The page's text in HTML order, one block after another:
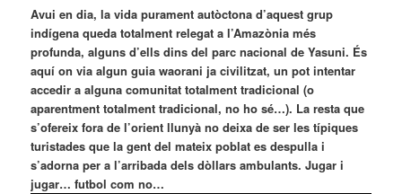
Avui en dia, la vida purament autòctona d’aquest grup
indígena queda totalment relegat a l’Amazònia més
profunda, alguns d’ells dins del parc nacional de Yasuni. És
aquí on via algun guia waorani ja civilitzat, un pot intentar
accedir a alguna comunitat totalment tradicional (o
aparentment totalment tradicional, no ho sé…). La resta que
s’ofereix fora de l’orient llunyà no deixa de ser les típiques
turistades que la gent del mateix poblat es despulla i
s’adorna per a l’arribada dels dòllars ambulants. Jugar i
jugar… futbol com no…